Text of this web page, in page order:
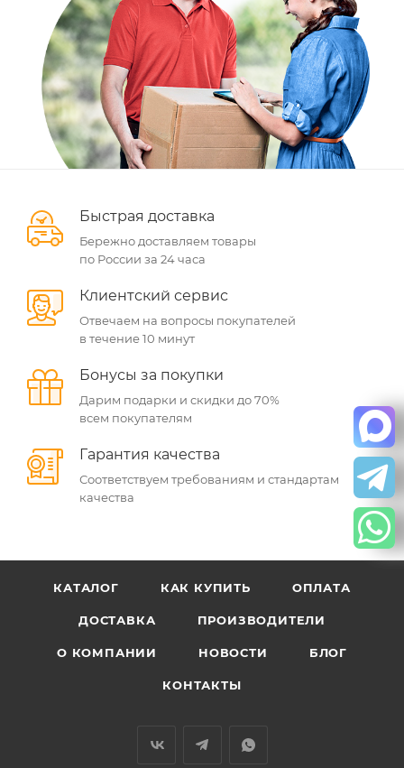
Быстрая доставка
Бережно доставляем товары
по России за 24 часа
Клиентский сервис
Отвечаем на вопросы покупателей
в течение 10 минут
Бонусы за покупки
Дарим подарки и скидки до 70%
всем покупателям
Гарантия качества
Соответствуем требованиям и стандартам
качества
КАТАЛОГ КАК КУПИТЬ ОПЛАТА
ДОСТАВКА ПРОИЗВОДИТЕЛИ
О КОМПАНИИ НОВОСТИ БЛОГ
КОНТАКТЫ